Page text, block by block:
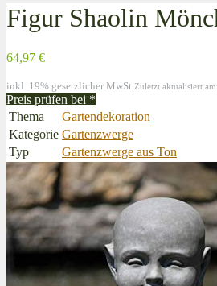
Figur Shaolin
64,97 €
inkl. 19% gesetzlicher MwSt. Zuletzt aktualisiert
Preis prüfen bei *
Thema
Gartendekoration
Kategorie Gartenzwerge
Typ
Gartenzwerge aus Ton